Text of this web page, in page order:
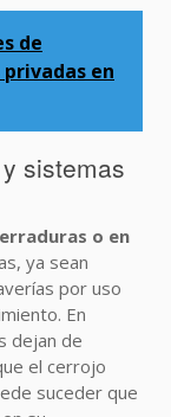
de
en
sistemas
o en
ya sean
por uso
En
dejan de
el cerrojo
suceder que